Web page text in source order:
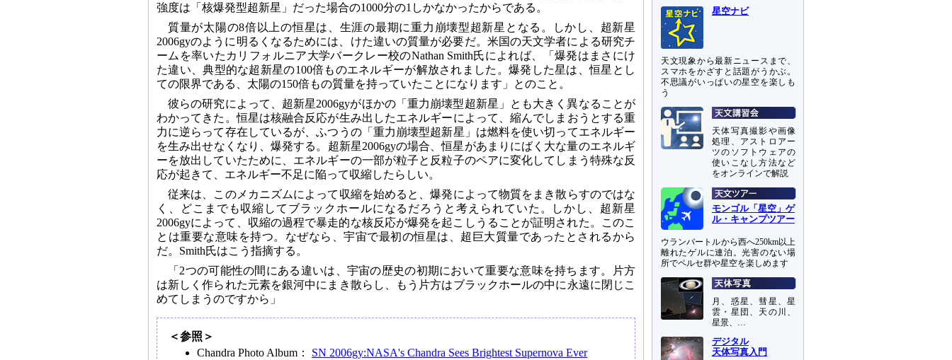
強度は「核爆発型超新星」だった場合の1000分の1しかなかったからである。
質量が太陽の8倍以上の恒星は、生涯の最期に重力崩壊型超新星となる。しかし、超新星
2006gyのように明るくなるためには、けた違いの質量が必要だ。米国の天文学者による研究チ
ームを率いたカリフォルニア大学バークレー校のNathan Smith氏によれば、「爆発はまさにけ
た違い、典型的な超新星の100倍ものエネルギーが解放されました。爆発した星は、恒星とし
ての限界である、太陽の150倍もの質量を持っていたことになります」とのこと。
彼らの研究によって、超新星2006gyがほかの「重力崩壊型超新星」とも大きく異なることが
わかってきた。恒星は核融合反応が生み出したエネルギーによって、縮んでしまおうとする重
力に逆らって存在しているが、ふつうの「重力崩壊型超新星」は燃料を使い切ってエネルギー
を生み出せなくなり、爆発する。超新星2006gyの場合、恒星があまりにばく大な量のエネルギ
ーを放出していたために、エネルギーの一部が粒子と反粒子のペアに変化してしまう特殊な反
応が起きて、エネルギー不足に陥って収縮したらしい。
従来は、このメカニズムによって収縮を始めると、爆発によって物質をまき散らすのではな
く、どこまでも収縮してブラックホールになるだろうと考えられていた。しかし、超新星
2006gyによって、収縮の過程で暴走的な核反応が爆発を起こしうることが証明された。このこ
とは重要な意味を持つ。なぜなら、宇宙で最初の恒星は、超巨大質量であったとされるから
だ。Smith氏はこう指摘する。
「2つの可能性の間にある違いは、宇宙の歴史の初期において重要な意味を持ちます。片方
は新しく作られた元素を銀河中にまき散らし、もう片方はブラックホールの中に永遠に閉じこ
めてしまうのですから」
＜参照＞
Chandra Photo Album： SN 2006gy:NASA's Chandra Sees Brightest Supernova Ever
星空ナビ
天文現象から最新ニュースまで、
スマホをかざすと話題がうかぶ。
不思議がいっぱいの星空を楽しも
う
天体写真撮影や画像
処理、アストロアー
ツのソフトウェアの
使いこなし方法など
をオンラインで解説
モンゴル「星空」ゲ
ル・キャンプツアー
ウランバートルから西へ250km以上
離れたゲルに連泊。光害のない場
所でペルセ群や星空を楽しめます
月、惑星、彗星、星
雲・星団、天の川、
星景、…
デジタル
天体写真入門